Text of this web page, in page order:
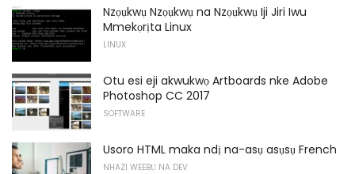
Nzọụkwụ Nzọụkwụ na Nzọụkwụ Iji Jiri Iwu
Mmekọrịta Linux
LINUX
Otu esi eji akwukwọ Artboards nke Adobe
Photoshop CC 2017
SOFTWARE
Usoro HTML maka ndị na-asụ asụsụ French
NHAZI WEEBỤ NA DEV